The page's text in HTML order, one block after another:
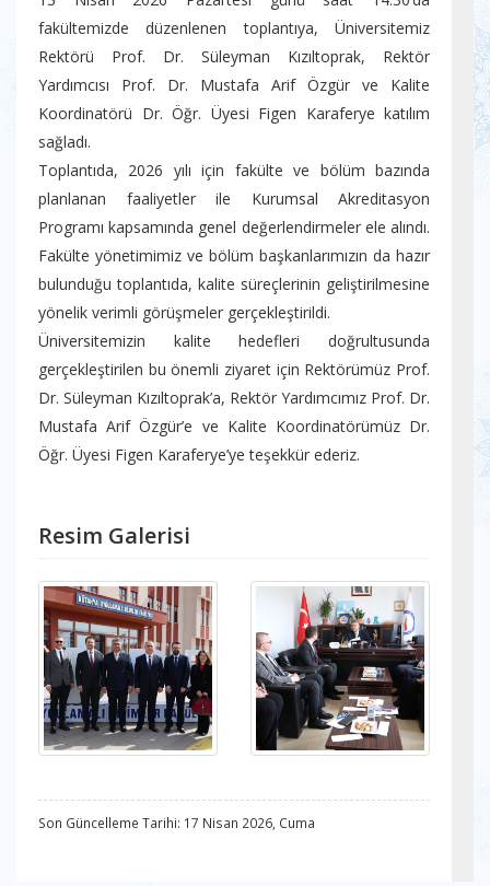
fakültemizde düzenlenen toplantıya, Üniversitemiz
Rektörü Prof. Dr. Süleyman Kızıltoprak, Rektör
Yardımcısı Prof. Dr. Mustafa Arif Özgür ve Kalite
Koordinatörü Dr. Öğr. Üyesi Figen Karaferye katılım
sağladı.
Toplantıda, 2026 yılı için fakülte ve bölüm bazında
planlanan faaliyetler ile Kurumsal Akreditasyon
Programı kapsamında genel değerlendirmeler ele alındı.
Fakülte yönetimimiz ve bölüm başkanlarımızın da hazır
bulunduğu toplantıda, kalite süreçlerinin geliştirilmesine
yönelik verimli görüşmeler gerçekleştirildi.
Üniversitemizin kalite hedefleri doğrultusunda
gerçekleştirilen bu önemli ziyaret için Rektörümüz Prof.
Dr. Süleyman Kızıltoprak’a, Rektör Yardımcımız Prof. Dr.
Mustafa Arif Özgür’e ve Kalite Koordinatörümüz Dr.
Öğr. Üyesi Figen Karaferye’ye teşekkür ederiz.
Resim Galerisi
Son Güncelleme Tarihi: 17 Nisan 2026, Cuma